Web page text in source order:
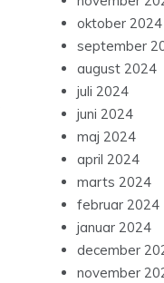
oktober 2024
september
august 2024
juli 2024
juni 2024
maj 2024
april 2024
marts 2024
februar 2024
januar 2024
december
november